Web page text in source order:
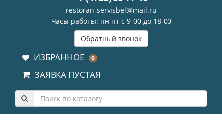
restoran-servisbel@mail.ru
Часы работы: пн-пт с 9-00 до 18-00
Обратный звонок
ИЗБРАННОЕ 0
ЗАЯВКА ПУСТАЯ